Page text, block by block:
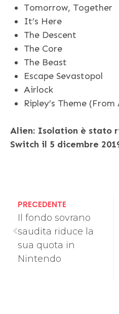
Tomorrow, Together
It’s Here
The Descent
The Core
The Beast
Escape Sevastopol
Airlock
Ripley’s Theme
Alien: Isolation è stato
Switch il 5 dicembre
PRECEDENTE
Il fondo sovrano
saudita riduce la
sua quota in
Nintendo